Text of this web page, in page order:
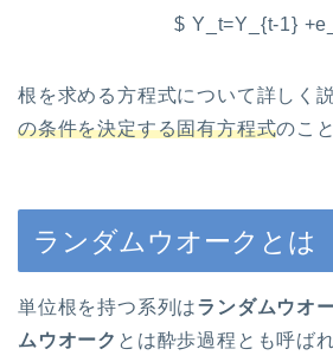
$ Y_t=Y_{t-1}
根を求める方程式について詳しく
の条件を決定する固有方程式のこ
ランダムウオークとは
単位根を持つ系列はランダムウオ
ムウオーク とは酔歩過程とも呼ば